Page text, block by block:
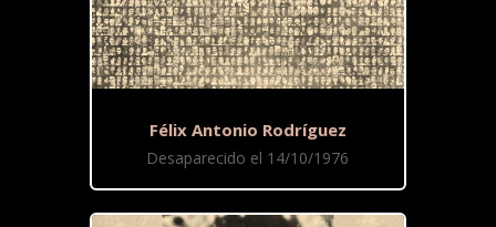
Félix Antonio Rodríguez
Desaparecido el 14/10/1976